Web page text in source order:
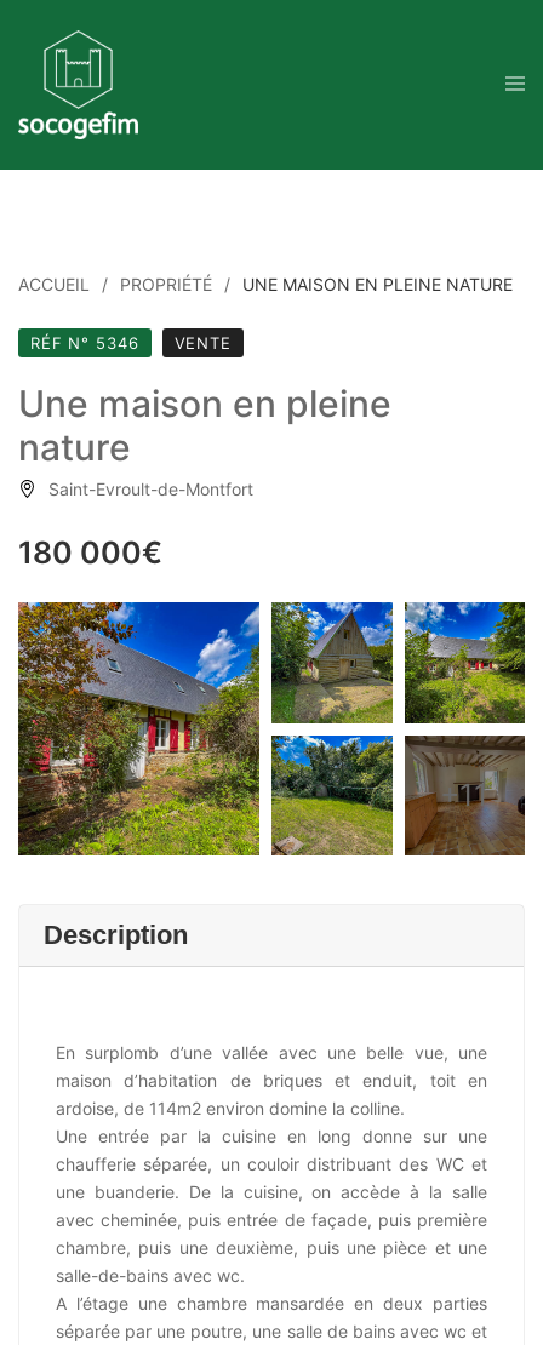
content
ACCUEIL PROPRIÉTÉ UNE MAISON EN PLEINE NATURE
RÉF N° 5346 VENTE
Une maison en pleine
nature
Saint-Evroult-de-Montfort
180 000€
+11
Description
En surplomb d’une vallée avec une belle vue, une
maison d’habitation de briques et enduit, toit en
ardoise, de 114m2 environ domine la colline.
Une entrée par la cuisine en long donne sur une
chaufferie séparée, un couloir distribuant des WC et
une buanderie. De la cuisine, on accède à la salle
avec cheminée, puis entrée de façade, puis première
chambre, puis une deuxième, puis une pièce et une
salle-de-bains avec wc.
A l’étage une chambre mansardée en deux parties
séparée par une poutre, une salle de bains avec wc et